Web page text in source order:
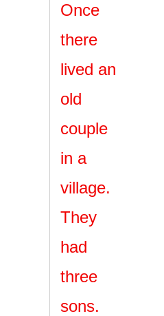
Once
there
lived an
old
couple
in a
village.
They
had
three
sons.